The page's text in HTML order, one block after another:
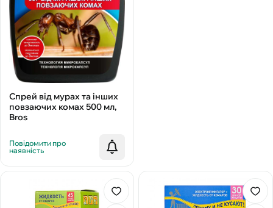
Спрей від мурах та інших
повзаючих комах 500 мл,
Bros
Повідомити про
наявність